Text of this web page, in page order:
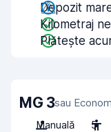
Depozit
Kilometraj
Plătește
MG 3sau
Manuală
5